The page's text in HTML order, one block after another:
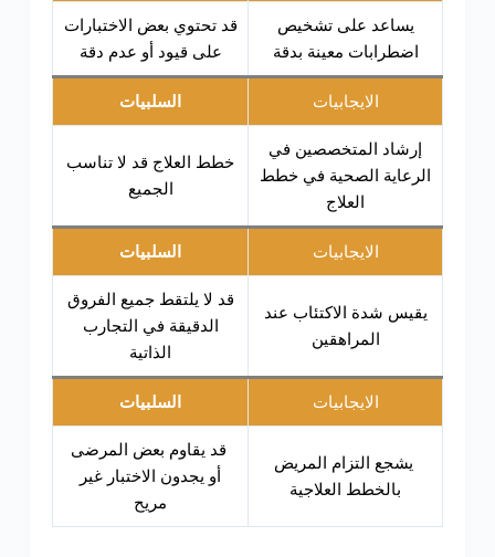
يساعد على تشخيص
اضطرابات معينة بدقة
قد تحتوي بعض الاختبارات
على قيود أو عدم دقة
الايجابيات السلبيات
إرشاد المتخصصين في
الرعاية الصحية في خطط
العلاج
خطط العلاج قد لا تناسب
الجميع
الايجابيات السلبيات
يقيس شدة الاكتئاب عند
المراهقين
قد لا يلتقط جميع الفروق
الدقيقة في التجارب
الذاتية
الايجابيات السلبيات
يشجع التزام المريض
بالخطط العلاجية
قد يقاوم بعض المرضى
أو يجدون الاختبار غير
مريح